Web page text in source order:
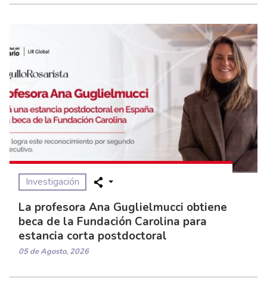
Investigación
La profesora Ana Guglielmucci obtiene
beca de la Fundación Carolina para
estancia corta postdoctoral
05 de Agosto, 2026